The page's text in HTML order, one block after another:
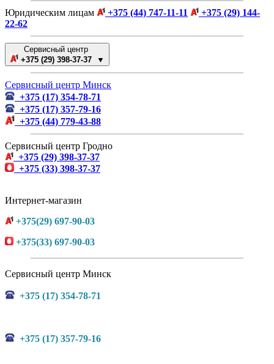
Юридическим лицам +375 (44) 747-11-11
+375 (29) 144-
22-62
Сервисный центр
+375 (29) 398-37-37 ▼
Сервисный центр Минск
+375 (17) 354-78-71
+375 (17) 357-79-16
+375 (44) 779-43-88
Сервисный центр Гродно
+375 (29) 398-37-37
+375 (33) 398-37-37
Интернет-магазин
+375(29) 697-90-03
+375(33) 697-90-03
Сервисный центр Минск
+375 (17) 354-78-71
+375 (17) 357-79-16